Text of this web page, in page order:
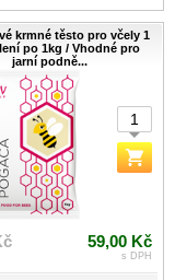
krmné těsto pro včely 1
po 1kg / Vhodné pro
jarní podně...
59,00 Kč
s DPH